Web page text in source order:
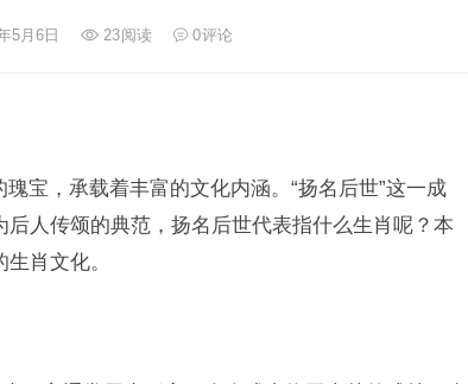
5月6日 23阅读 0评论
宝，承载着丰富的文化内涵。“扬名后世”这一成
人传颂的典范，扬名后世代表指什么生肖呢？本
肖文化。